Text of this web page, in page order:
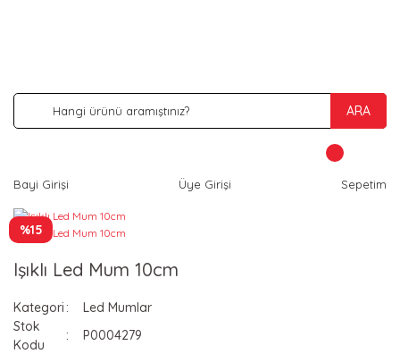
ARA
Bayi Girişi Üye Girişi Sepetim
%15
Işıklı Led Mum 10cm
Kategori
Led Mumlar
Stok
Kodu
P0004279